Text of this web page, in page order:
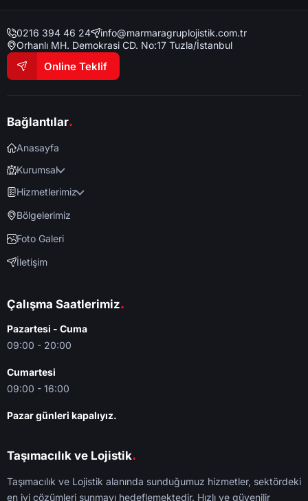
0216 394 46 24
info@marmaragruplojistik.com.tr
Orhanlı MH. Demokrasi CD. No:17 Tuzla/İstanbul
Online Teklif
Bağlantılar.
Anasayfa
Kurumsal
Hizmetlerimiz
Bölgelerimiz
Foto Galeri
İletişim
Çalışma Saatlerimiz.
Pazartesi - Cuma
09:00 - 20:00
Cumartesi
09:00 - 16:00
Pazar günleri kapalıyız.
Taşımacılık ve Lojistik.
Taşımacılık ve Lojistik alanında sunduğumuz hizmetler, sektördeki
en iyi çözümleri sunmayı hedeflemektedir. Hızlı ve güvenilir